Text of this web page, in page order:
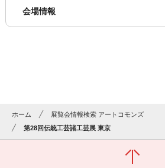
会場情報
ホーム
展覧会情報検索 アートコモンズ
第28回伝統工芸諸工芸展 東京